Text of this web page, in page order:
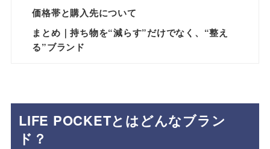
価格帯と購入先について
まとめ｜持ち物を“減らす”だけでなく、“整え
る”ブランド
LIFE POCKETとはどんなブラン
ド？